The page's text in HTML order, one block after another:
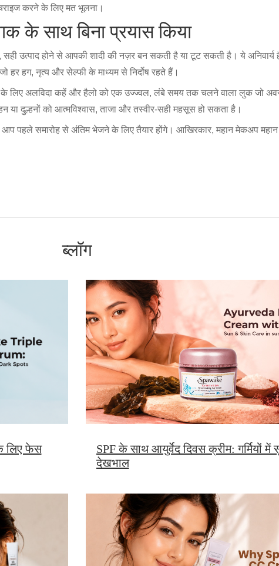
करने के लिए मत भूलना।
के साथ बिना प्रयास किया
उत्पाद होने से आपकी शादी की नज़र बन सकती है या टूट सकती है। ये
हग, नृत्य और सेल्फी के माध्यम से निर्दोष रहते हैं।
के लिए अलविदा कहें और हैलो को एक उज्ज्वल, लंबे समय तक चलने वाला लुक जो
या दुल्हनों को आत्मविश्वास, ताजा और तस्वीर-सही महसूस हो सकता है।
पहले समारोह से अंतिम भेजने के लिए तैयार होंगे। आखिरकार, महान मेकअप महान
ब्लॉग
लिए फेस
SPF के साथ आयुर्वेद दिवस क्रीम: गर्मियों में
देखभाल